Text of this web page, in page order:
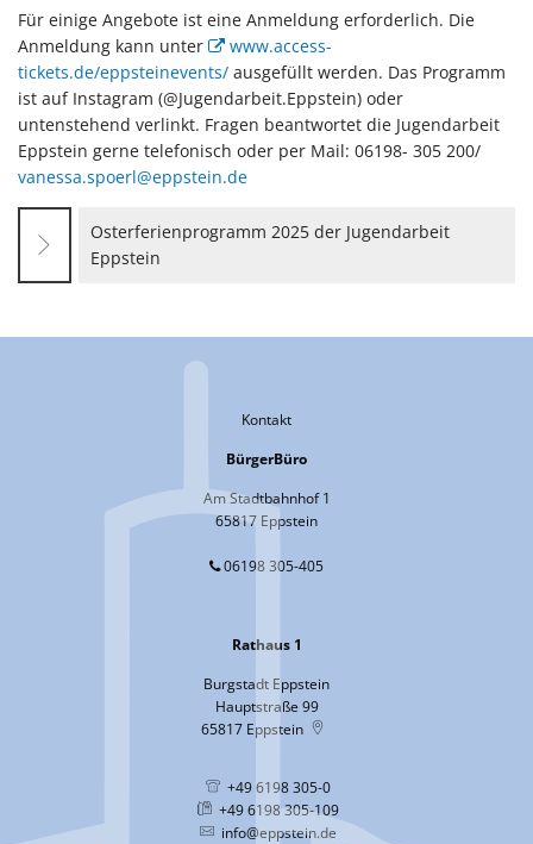
Für einige Angebote ist eine Anmeldung erforderlich. Die
Anmeldung kann unter
www.access-
tickets.de/eppsteinevents/ ausgefüllt werden. Das Programm
ist auf Instagram (@Jugendarbeit.Eppstein) oder
untenstehend verlinkt. Fragen beantwortet die Jugendarbeit
Eppstein gerne telefonisch oder per Mail: 06198- 305 200/
vanessa.spoerl@eppstein.de
Osterferienprogramm 2025 der Jugendarbeit
Eppstein
Kontakt
BürgerBüro
Am Stadtbahnhof 1
65817 Eppstein
06198 305-405
Rathaus 1
Burgstadt Eppstein
Hauptstraße 99
65817 Eppstein
+49 6198 305-0
+49 6198 305-109
info@eppstein.de